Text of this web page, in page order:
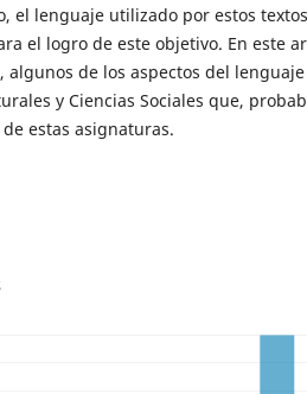
el lenguaje utilizado por estos
el logro de este objetivo. En este
algunos de los aspectos del
y Ciencias Sociales que,
estas asignaturas.